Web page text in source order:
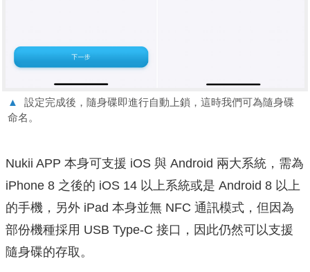
▲
設定完成後，隨身碟即進行自動上鎖，這時我們可為隨身碟
命名。
Nukii APP 本身可支援 iOS 與 Android 兩大系統，需為
iPhone 8 之後的 iOS 14 以上系統或是 Android 8 以上
的手機，另外 iPad 本身並無 NFC 通訊模式，但因為
部份機種採用 USB Type-C 接口，因此仍然可以支援
隨身碟的存取。